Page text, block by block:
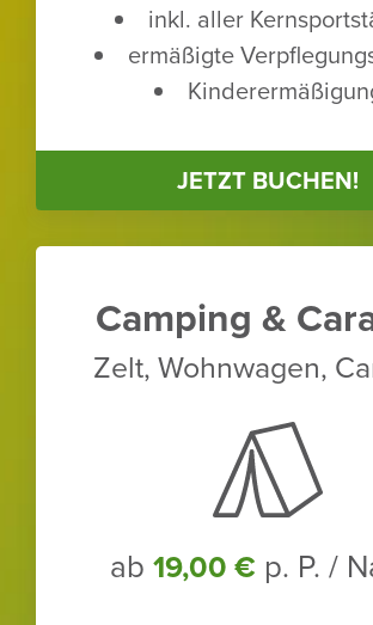
inkl. aller
ermä­ßigte
JETZT BUCHEN!
Camping &
Zelt, Wohn­wagen,
ab 19,00 € p. P. /